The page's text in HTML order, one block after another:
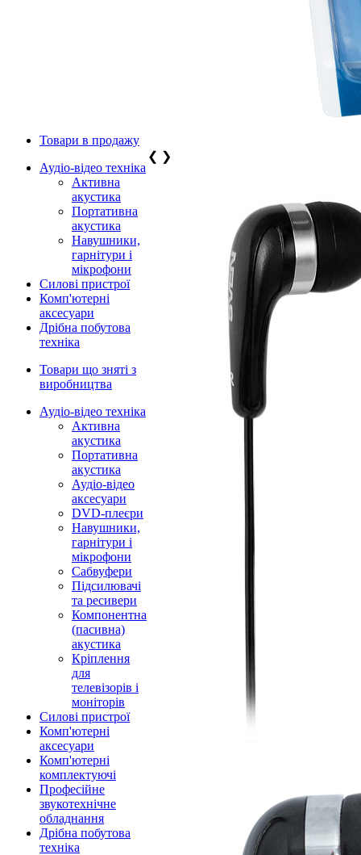
Товари в продажу
Аудіо-відео техніка
Активна
акустика
Портативна
акустика
Навушники,
гарнітури і
мікрофони
Силові пристрої
Комп'ютерні
аксесуари
Дрібна побутова
техніка
Товари що зняті з
виробництва
Аудіо-відео техніка
Активна
акустика
Портативна
акустика
Аудіо-відео
аксесуари
DVD-плеєри
Навушники,
гарнітури і
мікрофони
Сабвуфери
Підсилювачі
та ресивери
Компонентна
(пасивна)
акустика
Кріплення
для
телевізорів і
моніторів
Силові пристрої
Комп'ютерні
аксесуари
Комп'ютерні
комплектуючі
Професійне
звукотехнічне
обладнання
Дрібна побутова
техніка
❮ ❯